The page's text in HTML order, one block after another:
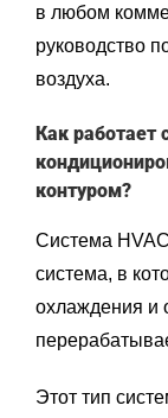
в любом
руководство
воздуха.
Как работает
контуром?
Система
система, в
охлаждения и
Этот тип